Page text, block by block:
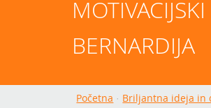
BERNARDIJA
Početna · Briljantna ideja in